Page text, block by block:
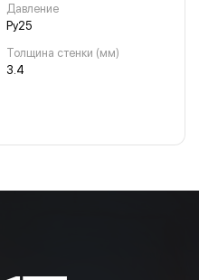
Давление
Ру25
Толщина стенки (мм)
3.4